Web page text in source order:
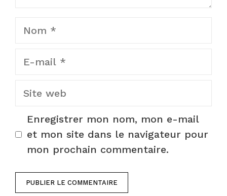
Nom
E-
Site
Enregistrer mon nom, mon e-mail
et mon site dans le navigateur pour
mon prochain commentaire.